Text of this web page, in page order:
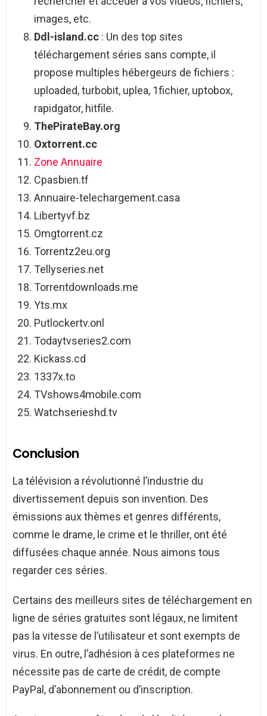
images, etc.
Ddl-island.cc : Un des top sites
téléchargement séries sans compte, il
propose multiples hébergeurs de fichiers :
uploaded, turbobit, uplea, 1fichier, uptobox,
rapidgator, hitfile.
ThePirateBay.org
Oxtorrent.cc
Zone Annuaire
Cpasbien.tf
Annuaire-telechargement.casa
Libertyvf.bz
Omgtorrent.cz
Torrentz2eu.org
Tellyseries.net
Torrentdownloads.me
Yts.mx
Putlockertv.onl
Todaytvseries2.com
Kickass.cd
1337x.to
TVshows4mobile.com
Watchserieshd.tv
Conclusion
La télévision a révolutionné l’industrie du
divertissement depuis son invention. Des
émissions aux thèmes et genres différents,
comme le drame, le crime et le thriller, ont été
diffusées chaque année. Nous aimons tous
regarder ces séries.
Certains des meilleurs sites de téléchargement en
ligne de séries gratuites sont légaux, ne limitent
pas la vitesse de l’utilisateur et sont exempts de
virus. En outre, l’adhésion à ces plateformes ne
nécessite pas de carte de crédit, de compte
PayPal, d’abonnement ou d’inscription.